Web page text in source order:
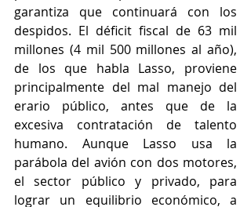
garantiza que continuará con los
despidos. El déficit fiscal de 63 mil
millones (4 mil 500 millones al año),
de los que habla Lasso, proviene
principalmente del mal manejo del
erario público, antes que de la
excesiva contratación de talento
humano. Aunque Lasso usa la
parábola del avión con dos motores,
el sector público y privado, para
lograr un equilibrio económico, a